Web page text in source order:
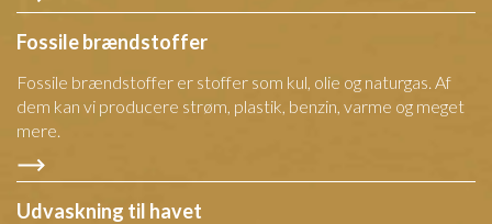
Fossile brændstoffer
Fossile brændstoffer er stoffer som kul, olie og naturgas. Af
dem kan vi producere strøm, plastik, benzin, varme og meget
mere.
Udvaskning til havet